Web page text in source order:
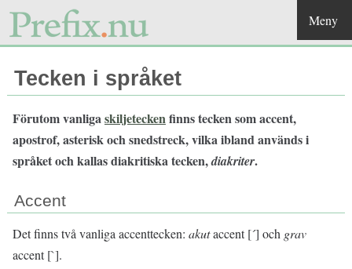
Meny
Tecken i språket
Förutom vanligaskiljeteckenfinns tecken som accent,
apostrof, asterisk och snedstreck, vilka ibland används i
språket och kallas diakritiska tecken,diakriter.
Accent
Det finns två vanliga accenttecken: akutaccent [´] och grav
accent [`].